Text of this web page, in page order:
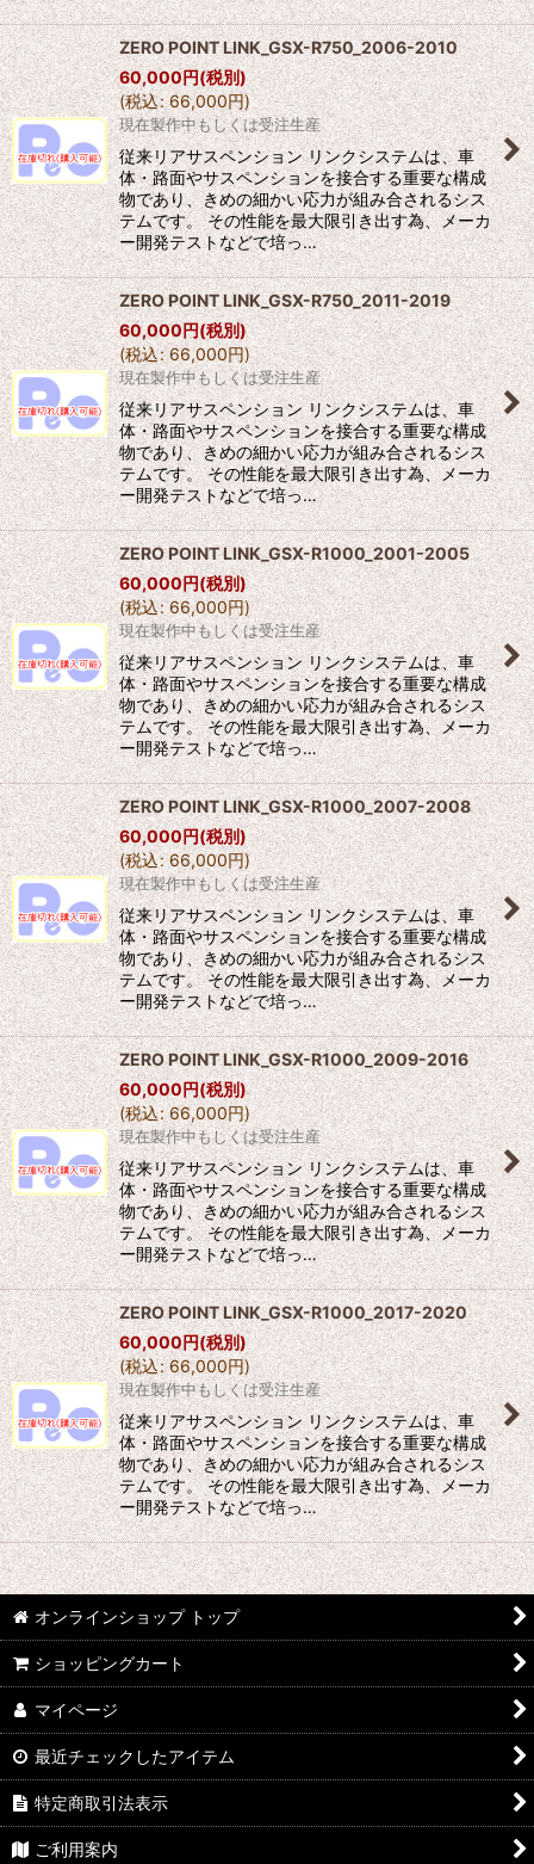
ZERO POINT LINK_GSX-R750_2006-2010
60,000円(税別)
(税込: 66,000円)
現在製作中もしくは受注生産
従来リアサスペンション リンクシステムは、車
体・路面やサスペンションを接合する重要な構成
物であり、きめの細かい応力が組み合されるシス
テムです。 その性能を最大限引き出す為、メーカ
ー開発テストなどで培っ…
ZERO POINT LINK_GSX-R750_2011-2019
60,000円(税別)
(税込: 66,000円)
現在製作中もしくは受注生産
従来リアサスペンション リンクシステムは、車
体・路面やサスペンションを接合する重要な構成
物であり、きめの細かい応力が組み合されるシス
テムです。 その性能を最大限引き出す為、メーカ
ー開発テストなどで培っ…
ZERO POINT LINK_GSX-R1000_2001-2005
60,000円(税別)
(税込: 66,000円)
現在製作中もしくは受注生産
従来リアサスペンション リンクシステムは、車
体・路面やサスペンションを接合する重要な構成
物であり、きめの細かい応力が組み合されるシス
テムです。 その性能を最大限引き出す為、メーカ
ー開発テストなどで培っ…
ZERO POINT LINK_GSX-R1000_2007-2008
60,000円(税別)
(税込: 66,000円)
現在製作中もしくは受注生産
従来リアサスペンション リンクシステムは、車
体・路面やサスペンションを接合する重要な構成
物であり、きめの細かい応力が組み合されるシス
テムです。 その性能を最大限引き出す為、メーカ
ー開発テストなどで培っ…
ZERO POINT LINK_GSX-R1000_2009-2016
60,000円(税別)
(税込: 66,000円)
現在製作中もしくは受注生産
従来リアサスペンション リンクシステムは、車
体・路面やサスペンションを接合する重要な構成
物であり、きめの細かい応力が組み合されるシス
テムです。 その性能を最大限引き出す為、メーカ
ー開発テストなどで培っ…
ZERO POINT LINK_GSX-R1000_2017-2020
60,000円(税別)
(税込: 66,000円)
現在製作中もしくは受注生産
従来リアサスペンション リンクシステムは、車
体・路面やサスペンションを接合する重要な構成
物であり、きめの細かい応力が組み合されるシス
テムです。 その性能を最大限引き出す為、メーカ
ー開発テストなどで培っ…
オンラインショップ トップ
ショッピングカート
マイページ
最近チェックしたアイテム
特定商取引法表示
ご利用案内